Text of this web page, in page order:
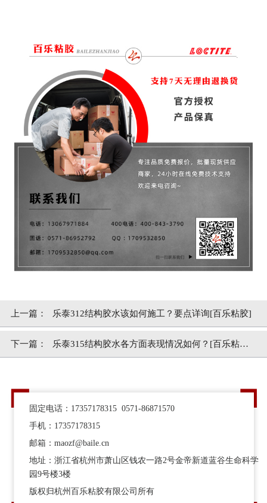
上一篇： 乐泰312结构胶水该如何施工？要点详询[百乐粘胶]
下一篇： 乐泰315结构胶水各方面表现情况如何？[百乐粘胶]
固定电话：17357178315 0571-86871570
手机：17357178315
邮箱：maozf@baile.cn
地址：浙江省杭州市萧山区钱农一路2号金帝新道蓝谷生命科学
园9号楼3楼
版权归杭州百乐粘胶有限公司所有